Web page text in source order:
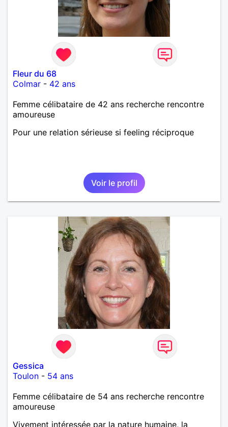
Fleur du 68
Colmar - 42 ans
Femme célibataire de 42 ans recherche rencontre
amoureuse
Pour une relation sérieuse si feeling réciproque
Voir le profil
Gessica
Toulon - 54 ans
Femme célibataire de 54 ans recherche rencontre
amoureuse
Vivement intéressée par la nature humaine, la